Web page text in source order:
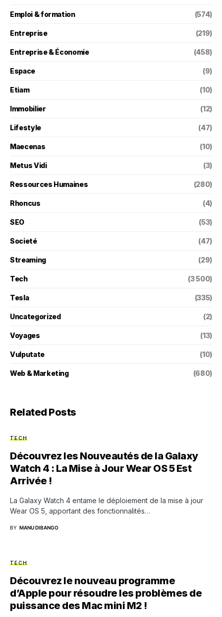
Emploi & formation (574)
Entreprise (219)
Entreprise & Économie (458)
Espace (9)
Etiam (10)
Immobilier (12)
Lifestyle (47)
Maecenas (10)
Metus Vidi (3)
Ressources Humaines (280)
Rhoncus (4)
SEO (53)
Societé (47)
Streaming (29)
Tech (3 500)
Tesla (335)
Uncategorized (2)
Voyages (13)
Vulputate (10)
Web & Marketing (680)
Related Posts
TECH
Découvrez les Nouveautés de la Galaxy
Watch 4 : La Mise à Jour Wear OS 5 Est
Arrivée !
La Galaxy Watch 4 entame le déploiement de la mise à jour
Wear OS 5, apportant des fonctionnalités…
BY MANU DIBANGO
TECH
Découvrez le nouveau programme
d’Apple pour résoudre les problèmes de
puissance des Mac mini M2 !